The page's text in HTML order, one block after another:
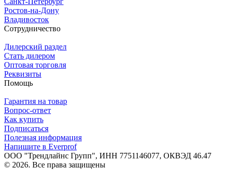
Ростов-на-Дону
Владивосток
Сотрудничество
Дилерский раздел
Стать дилером
Оптовая торговля
Реквизиты
Помощь
Гарантия на товар
Вопрос-ответ
Как купить
Подписаться
Полезная информация
Напишите в Everprof
ООО "Трендлайнс Групп", ИНН 7751146077, ОКВЭД 46.47
© 2026. Все права защищены